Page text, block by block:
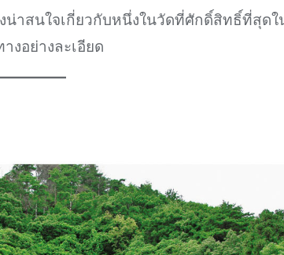
น่าสนใจเกี่ยวกับหนึ่งในวัดที่ศักดิ์สิทธิ์ที่สุดใ
งอย่างละเอียด